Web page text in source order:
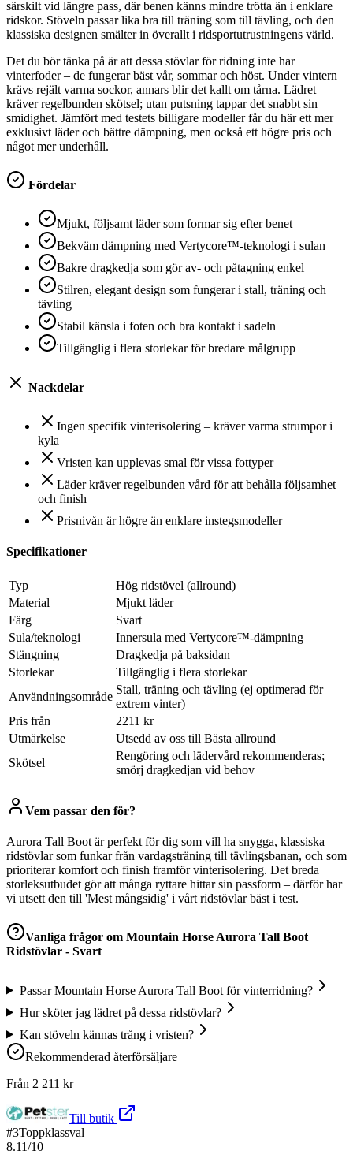
särskilt vid längre pass, där benen känns mindre trötta än i enklare
ridskor. Stöveln passar lika bra till träning som till tävling, och den
klassiska designen smälter in överallt i ridsportutrustningens värld.
Det du bör tänka på är att dessa stövlar för ridning inte har
vinterfoder – de fungerar bäst vår, sommar och höst. Under vintern
krävs rejält varma sockor, annars blir det kallt om tårna. Lädret
kräver regelbunden skötsel; utan putsning tappar det snabbt sin
smidighet. Jämfört med testets billigare modeller får du här ett mer
exklusivt läder och bättre dämpning, men också ett högre pris och
något mer underhåll.
Fördelar
Mjukt, följsamt läder som formar sig efter benet
Bekväm dämpning med Vertycore™-teknologi i sulan
Bakre dragkedja som gör av- och påtagning enkel
Stilren, elegant design som fungerar i stall, träning och
tävling
Stabil känsla i foten och bra kontakt i sadeln
Tillgänglig i flera storlekar för bredare målgrupp
Nackdelar
Ingen specifik vinterisolering – kräver varma strumpor i
kyla
Vristen kan upplevas smal för vissa fottyper
Läder kräver regelbunden vård för att behålla följsamhet
och finish
Prisnivån är högre än enklare instegsmodeller
Specifikationer
Typ
Hög ridstövel (allround)
Material
Mjukt läder
Färg
Svart
Sula/teknologi
Innersula med Vertycore™-dämpning
Stängning
Dragkedja på baksidan
Storlekar
Tillgänglig i flera storlekar
Användningsområde
Stall, träning och tävling (ej optimerad för
extrem vinter)
Pris från
2211 kr
Utmärkelse
Utsedd av oss till Bästa allround
Skötsel
Rengöring och lädervård rekommenderas;
smörj dragkedjan vid behov
Vem passar den för?
Aurora Tall Boot är perfekt för dig som vill ha snygga, klassiska
ridstövlar som funkar från vardagsträning till tävlingsbanan, och som
prioriterar komfort och finish framför vinterisolering. Det breda
storleksutbudet gör att många ryttare hittar sin passform – därför har
vi utsett den till 'Mest mångsidig' i vårt ridstövlar bäst i test.
Vanliga frågor om Mountain Horse Aurora Tall Boot
Ridstövlar - Svart
Passar Mountain Horse Aurora Tall Boot för vinterridning?
Hur sköter jag lädret på dessa ridstövlar?
Kan stöveln kännas trång i vristen?
Rekommenderad återförsäljare
Från 2 211 kr
Till butik
#3Toppklassval
8.11/10